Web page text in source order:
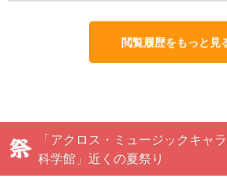
閲覧履歴をもっと見
「アクロス・ミュージックキャ
科学館」近くの夏祭り